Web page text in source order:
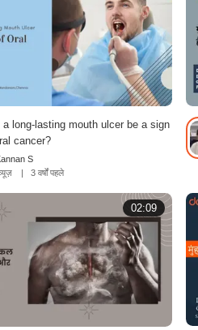
a long-lasting mouth ulcer be a sign
cancer?
S
| 3 वर्षों पहले
02:09